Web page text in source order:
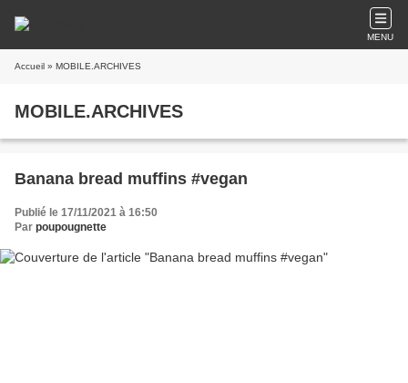
MENU
Accueil » MOBILE.ARCHIVES
MOBILE.ARCHIVES
Banana bread muffins #vegan
Publié le 17/11/2021 à 16:50
Par poupougnette